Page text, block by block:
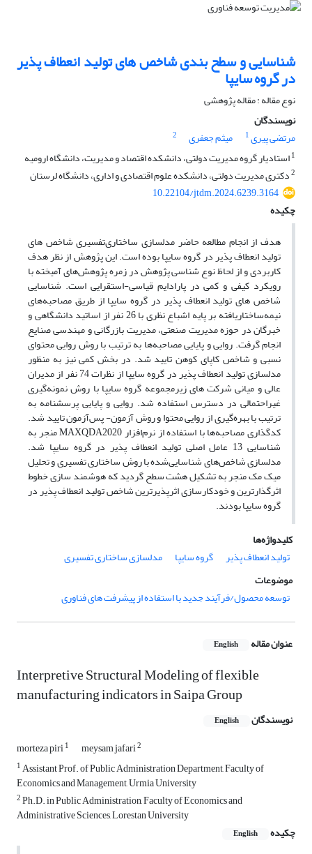
شناسایی و سطح بندی شاخص های تولید انعطاف پذیر
در گروه سایپا
نوع مقاله : مقاله پژوهشی
نویسندگان
مرتضی پیری1 میثم جعفری
2
1استادیار گروه مدیریت دولتی، دانشکده اقتصاد و مدیریت، دانشگاه ارومیه
2دکتری مدیریت دولتی، دانشکده علوم اقتصادی و اداری، دانشگاه لرستان
10.22104/jtdm.2024.6239.3164
چکیده
هدف از انجام مطالعه حاضر مدلسازی ساختاری‌تفسیری شاخص های
تولید انعطاف پذیر در گروه سایپا بوده است. این پژوهش از نظر هدف
کاربردی و از لحاظ نوع شناسی پژوهش در زمره پژوهش‌های آمیخته با
رویکرد کیفی و کمی در پارادایم قیاسی-استقرایی است. شناسایی
شاخص های تولید انعطاف پذیر در گروه سایپا از طریق مصاحبه‌های
نیمه‌ساختاریافته بر پایه اشباع نظری با 26 نفر از اساتید دانشگاهی و
خبرگان در حوزه مدیریت صنعتی، مدیریت بازرگانی و مهندسی صنایع
انجام گرفت. روایی و پایایی مصاحبه‌ها به ترتیب با روش روایی محتوای
نسبی و شاخص کاپای کوهن تایید شد. در بخش کمی نیز به منظور
مدلسازی تولید انعطاف پذیر در گروه سایپا از نظرات 74 نفر از مدیران
عالی و میانی شرکت های زیرمجموعه گروه سایپا با روش نمونه‌گیری
غیراحتمالی در دسترس استفاده شد. روایی و پایایی پرسشنامه به
ترتیب با بهره‌گیری از روایی محتوا و روش آزمون- پس‌آزمون تایید شد.
کدگذاری مصاحبه‌ها با استفاده از نرم‌افزار MAXQDA2020 منجر به
شناسایی 13 عامل اصلی تولید انعطاف پذیر در گروه سایپا شد.
مدلسازی شاخص‌های شناسایی‌شده با روش ساختاری تفسیری و تحلیل
میک مک منجر به تشکیل هشت سطح گردید که هوشمند سازی خطوط
اثرگذارترین و خودکارسازی اثرپذیرترین شاخص تولید انعطاف پذیر در
گروه سایپا بودند.
کلیدواژه‌ها
تولید انعطاف پذیر
گروه سایپا
مدلسازی ساختاری تفسیری
موضوعات
توسعه محصول/فرآیند جدید با استفاده از پیشرفت های فناوری
عنوان مقاله English
Interpretive Structural Modeling of flexible
manufacturing indicators in Saipa Group
نویسندگان English
morteza piri1 meysam jafari2
1Assistant Prof. of Public Administration Department, Faculty of
Economics and Management, Urmia University
2Ph.D. in Public Administration, Faculty of Economics and
Administrative Sciences, Lorestan University
چکیده
English